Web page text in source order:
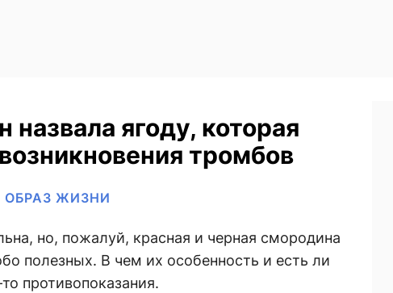
назвала ягоду, которая
тромбов
ОБРАЗ ЖИЗНИ
но, пожалуй, красная и черная смородина
полезных. В чем их особенность и есть ли
противопоказания.